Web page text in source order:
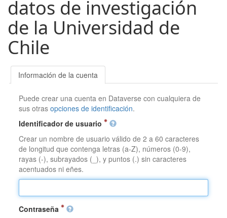
datos de investigación
de la Universidad de
Chile
Información de la cuenta
Puede crear una cuenta en Dataverse con cualquiera de
sus otrasopciones de identificación.
Identificador de usuario
Crear un nombre de usuario válido de 2 a 60 caracteres
de longitud que contenga letras (a-Z), números (0-9),
rayas (-), subrayados (_), y puntos (.) sin caracteres
acentuados ni eñes.
Contraseña